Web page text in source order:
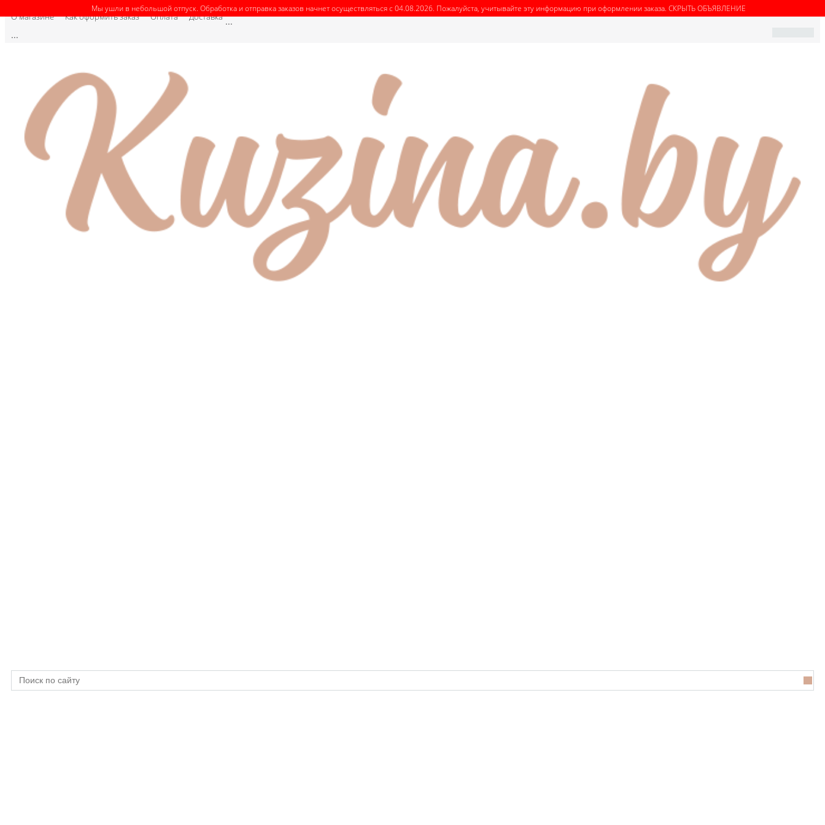
О магазине Как оформить заказ Оплата Доставка ...
...
Мы ушли в небольшой отпуск. Обработка и отправка заказов начнет осуществляться с 04.08.2026. Пожалуйста, учитывайте эту информацию при оформлении заказа. СКРЫТЬ ОБЪЯВЛЕНИЕ